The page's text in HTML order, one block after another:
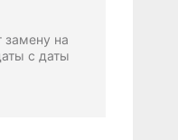
на
с даты